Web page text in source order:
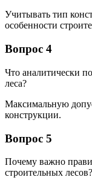
Учитывать тип
особенности
Вопрос 4
Что аналитически
леса?
Максимальную
конструкции.
Вопрос 5
Почему важно
строительных лесов?